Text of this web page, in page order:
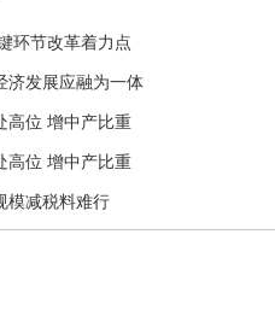
环节改革着力点
济发展应融为一体
高位 增中产比重
高位 增中产比重
模减税料难行